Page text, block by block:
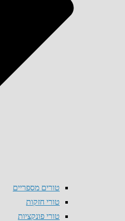
טורים מספריים
טורי חזקות
טורי פונקציות